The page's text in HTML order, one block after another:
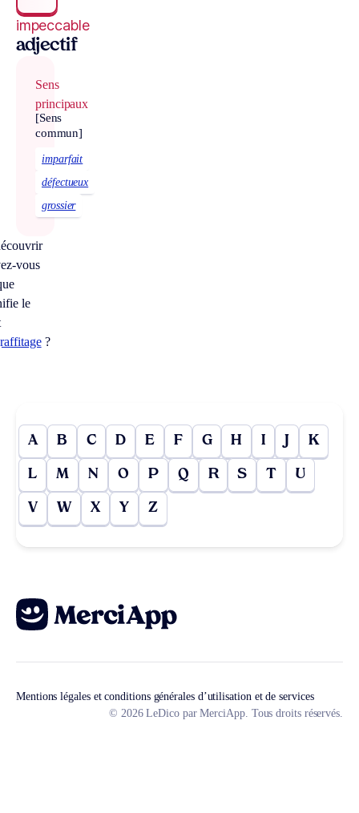
impeccable
adjectif
Sens
principaux
[Sens
commun]
imparfait
défectueux
grossier
vous
le
?
A B C D E F G H I J K
L M N O P Q R S T U
V W X Y Z
Mentions légales et conditions générales d’utilisation et de services
© 2026 LeDico par MerciApp. Tous droits réservés.